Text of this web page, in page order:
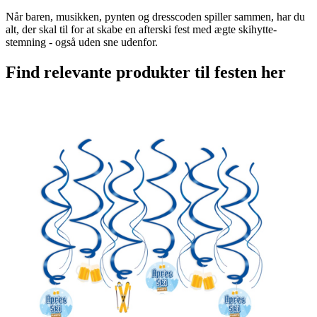
Når baren, musikken, pynten og dresscoden spiller sammen, har du
alt, der skal til for at skabe en afterski fest med ægte skihytte-
stemning - også uden sne udenfor.
Find relevante produkter til festen her